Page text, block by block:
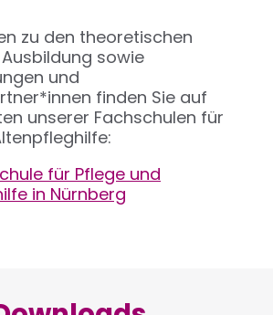
zu den theoretischen
sowie
und
finden Sie auf
unserer Fachschulen für
für Pflege und
in Nürnberg